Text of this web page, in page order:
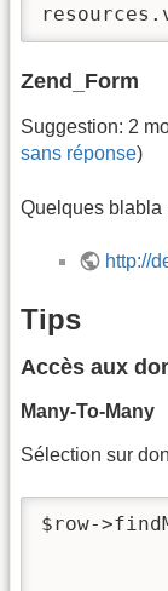
Zend_Form
Suggestion: 2
sans réponse)
Quelques blabla
http://
Tips
Accès aux
Many-To-Many
Sélection sur
$row-